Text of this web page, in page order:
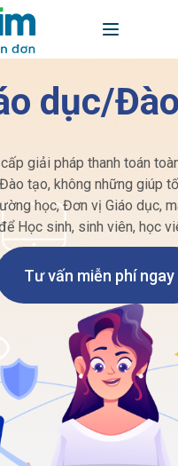
dục/
giải pháp thanh toán
tạo, không những giúp
học, Đơn vị Giáo dục,
Học sinh, sinh viên, học
Tư vấn miễn phí ngay